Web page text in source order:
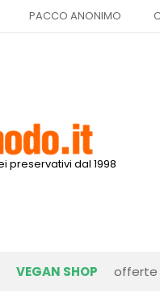
PACCO ANONIMO
preservativi dal 1998
VEGAN SHOP offerte